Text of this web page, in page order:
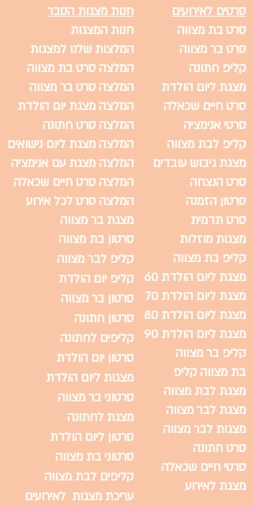
סרטים לאירועים
סרט בת מצווה
סרט בר מצווה
קליפ חתונה
מצגת ליום הולדת
סרט חיים שכאלה
סרטי אנימציה
קליפ לבת מצווה
מצגת גיבוש עובדים
סרט הנצחה
סרטון הזמנה
סרט תדמית
מצגות מוזלות
קליפ בת מצווה
מצגת ליום הולדת 60
מצגת ליום הולדת 70
מצגת ליום הולדת 80
מצגת ליום הולדת 90
קליפ בר מצווה
בת מצווה קליפ
מצגת לבת מצווה
מצגת לבר מצווה
מצגות לבר מצווה
סרט חתונה
סרטי חיים שכאלה
מצגת לאירוע
חנות מצגות הסבר
חנות המצגות
המלצות שלנו למצגות
המלצה סרט בת מצווה
המלצה סרט בר מצווה
המלצה מצגת יום הולדת
המלצה סרט חתונה
המלצה מצגת ליום נישואים
המלצה מצגת עם אנימציה
המלצה סרט חיים שכאלה
המלצה סרט לכל אירוע
מצגת בר מצווה
סרטון בת מצווה
קליפ לבר מצווה
קליפ יום הולדת
סרטון בר מצווה
סרטון חתונה
קליפים לחתונה
סרטון יום הולדת
מצגות ליום הולדת
סרטוני בר מצווה
מצגת לחתונה
סרטון ליום הולדת
סרטוני בת מצווה
קליפים לבת מצווה
עריכת מצגות לאירועים